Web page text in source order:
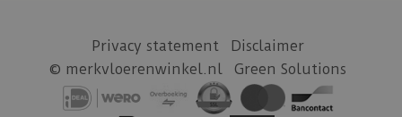
Privacy statement
Disclaimer
© merkvloerenwinkel.nl
Green Solutions